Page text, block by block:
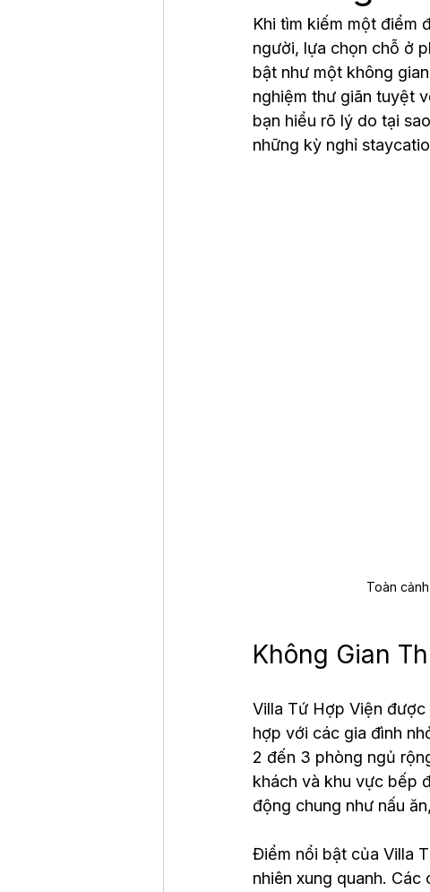
Khi tìm kiếm một điểm
người, lựa chọn chỗ ở
bật như một không
nghiệm thư giãn tuyệt
bạn hiểu rõ lý do tại
những kỳ nghỉ
Toàn
Không Gian
Villa Tứ Hợp Viện
hợp với các gia đình
2 đến 3 phòng ngủ
khách và khu vực bếp
động chung như nấu
Điểm nổi bật của Villa
nhiên xung quanh.